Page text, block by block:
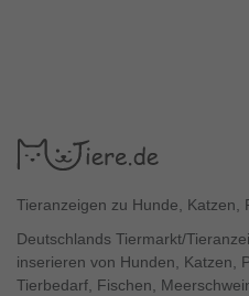
Tieranzeigen zu Hunde, Katzen,
Deutschlands Tiermarkt/
inserieren von Hunden, Katzen,
Tierbedarf, Fischen,